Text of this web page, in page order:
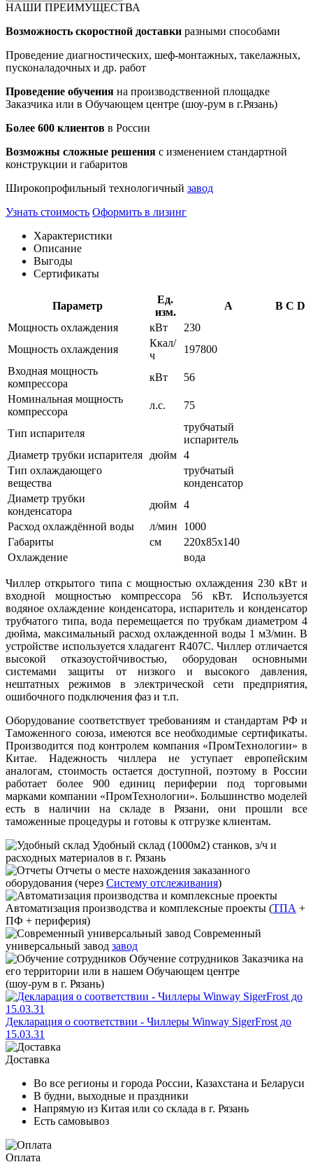
НАШИ ПРЕИМУЩЕСТВА
Возможность скоростной доставки разными способами
Проведение диагностических, шеф-монтажных, такелажных,
пусконаладочных и др. работ
Проведение обучения на производственной площадке
Заказчика или в Обучающем центре (шоу-рум в г.Рязань)
Более 600 клиентов в России
Возможны сложные решения с изменением стандартной
конструкции и габаритов
Широкопрофильный технологичный завод
Узнать стоимость Оформить в лизинг
Характеристики
Описание
Выгоды
Сертификаты
Параметр
Ед.
изм.
A B C D
Мощность охлаждения
кВт
230
Мощность охлаждения
Ккал/
ч
197800
Входная мощность
компрессора
кВт
56
Номинальная мощность
компрессора
л.с. 75
Тип испарителя
трубчатый
испаритель
Диаметр трубки испарителя
дюйм 4
Тип охлаждающего
вещества
трубчатый
конденсатор
Диаметр трубки
конденсатора
дюйм 4
Расход охлаждённой воды
л/мин
1000
Габариты
см
220х85х140
Охлаждение
вода
Чиллер открытого типа с мощностью охлаждения 230 кВт и
входной мощностью компрессора 56 кВт. Используется
водяное охлаждение конденсатора, испаритель и конденсатор
трубчатого типа, вода перемещается по трубкам диаметром 4
дюйма, максимальный расход охлажденной воды 1 м3/мин. В
устройстве используется хладагент R407C. Чиллер отличается
высокой отказоустойчивостью, оборудован основными
системами защиты от низкого и высокого давления,
нештатных режимов в электрической сети предприятия,
ошибочного подключения фаз и т.п.
Оборудование соответствует требованиям и стандартам РФ и
Таможенного союза, имеются все необходимые сертификаты.
Производится под контролем компания «ПромТехнологии» в
Китае. Надежность чиллера не уступает европейским
аналогам, стоимость остается доступной, поэтому в России
работает более 900 единиц периферии под торговыми
марками компании «ПромТехнологии». Большинство моделей
есть в наличии на складе в Рязани, они прошли все
таможенные процедуры и готовы к отгрузке клиентам.
Удобный склад (1000м2) станков, з/ч и
расходных материалов в г. Рязань
Отчеты о месте нахождения заказанного
оборудования (через Систему отслеживания)
Автоматизация производства и комплексные проекты (ТПА +
ПФ + периферия)
Современный
универсальный завод завод
Обучение сотрудников Заказчика на
его территории или в нашем Обучающем центре
(шоу-рум в г. Рязань)
Декларация о соответствии - Чиллеры Winway SigerFrost до
15.03.31
Доставка
Во все регионы и города России, Казахстана и Беларуси
В будни, выходные и праздники
Напрямую из Китая или со склада в г. Рязань
Есть самовывоз
Оплата